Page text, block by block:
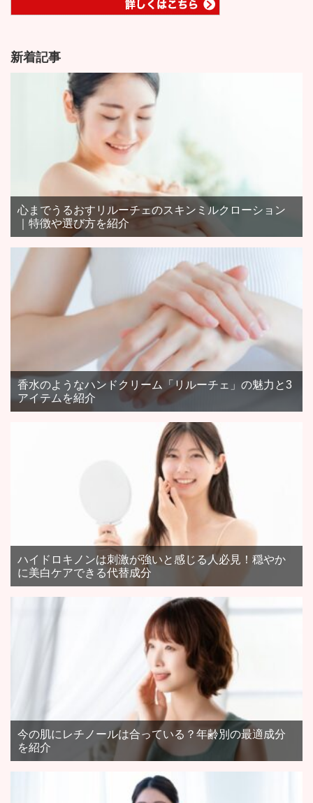
新着記事
心までうるおすリルーチェのスキンミルクローション
｜特徴や選び方を紹介
香水のようなハンドクリーム「リルーチェ」の魅力と3
アイテムを紹介
ハイドロキノンは刺激が強いと感じる人必見！穏やか
に美白ケアできる代替成分
今の肌にレチノールは合っている？年齢別の最適成分
を紹介